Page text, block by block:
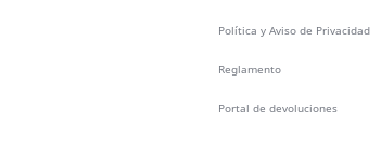
Política y Aviso de Privacidad
Reglamento
Portal de devoluciones